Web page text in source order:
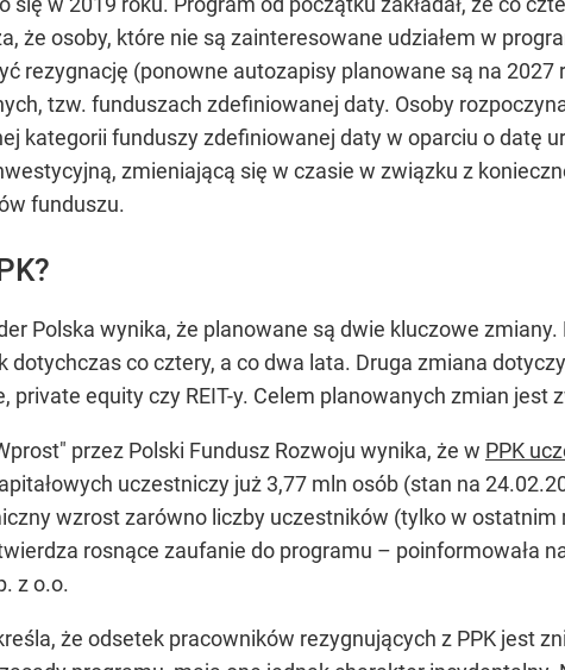
że osoby, które nie są zainteresowane udziałem w
rezygnację (ponowne autozapisy planowane są na
tzw. funduszach zdefiniowanej daty. Osoby
kategorii funduszy zdefiniowanej daty w oparciu o datę
zmieniającą się w czasie w związku z
funduszu.
Polska wynika, że planowane są dwie kluczowe
dotychczas co cztery, a co dwa lata. Druga zmiana
private equity czy REIT-y. Celem planowanych zmian jest
przez Polski Fundusz Rozwoju wynika, że w PPK
uczestniczy już 3,77 mln osób (stan na
wzrost zarówno liczby uczestników (tylko w ostatnim
rosnące zaufanie do programu – poinformowała
z o.o.
że odsetek pracowników rezygnujących z PPK jest